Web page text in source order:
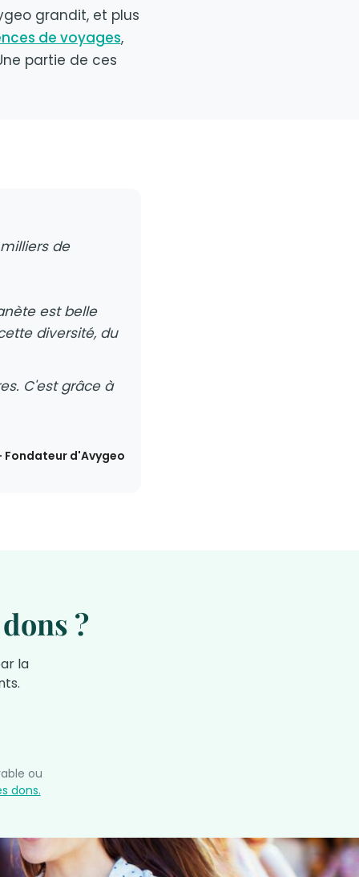
grandit, et plus
de voyages,
partie de ces
de
est belle
diversité, du
C'est grâce à
Fondateur d'Avygeo
?
la
ou
dons.